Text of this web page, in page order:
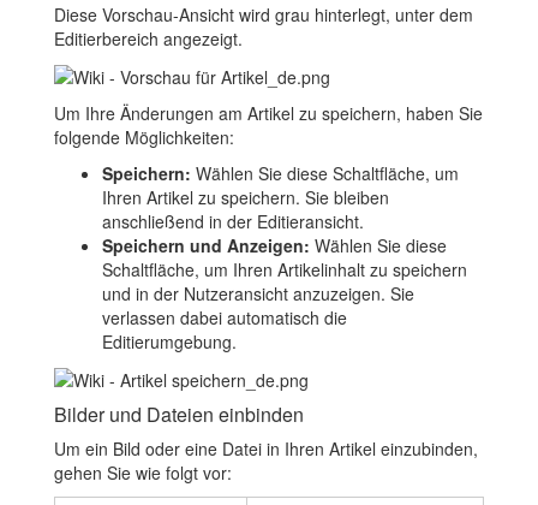
Diese Vorschau-Ansicht wird grau hinterlegt, unter dem
Editierbereich angezeigt.
Um Ihre Änderungen am Artikel zu speichern, haben Sie
folgende Möglichkeiten:
Speichern: Wählen Sie diese Schaltfläche, um
Ihren Artikel zu speichern. Sie bleiben
anschließend in der Editieransicht.
Speichern und Anzeigen: Wählen Sie diese
Schaltfläche, um Ihren Artikelinhalt zu speichern
und in der Nutzeransicht anzuzeigen. Sie
verlassen dabei automatisch die
Editierumgebung.
Bilder und Dateien einbinden
Um ein Bild oder eine Datei in Ihren Artikel einzubinden,
gehen Sie wie folgt vor: